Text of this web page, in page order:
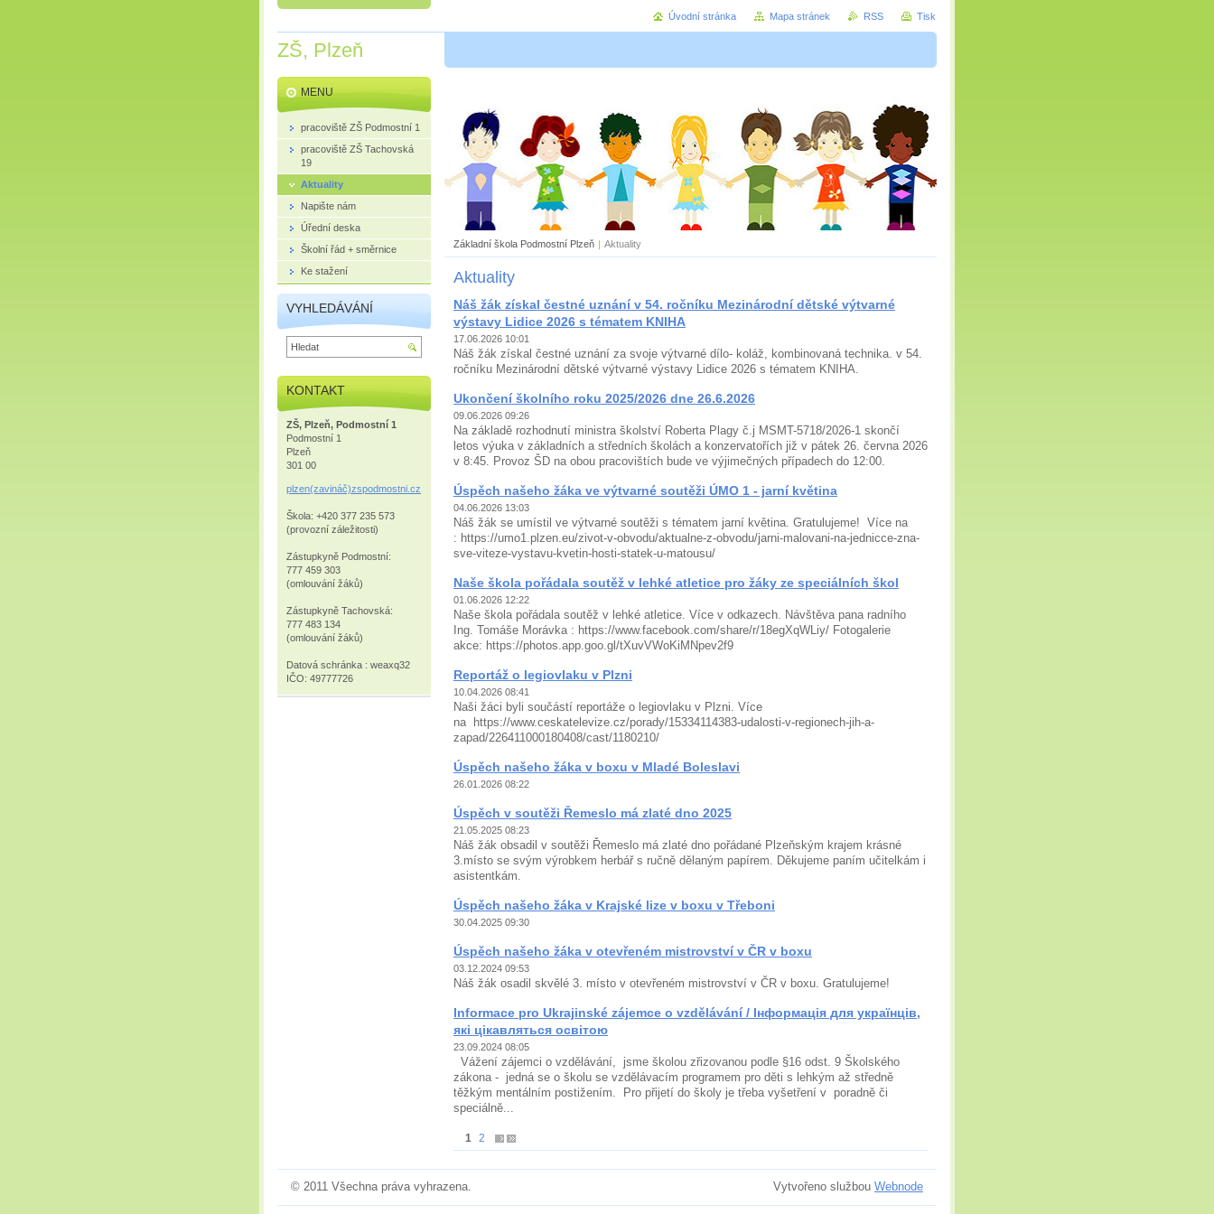
ZŠ, Plzeň
Základní škola Podmostní Plzeň | Aktuality
Aktuality
Náš žák získal čestné uznání v 54. ročníku Mezinárodní dětské výtvarné
výstavy Lidice 2026 s tématem KNIHA
17.06.2026 10:01
Náš žák získal čestné uznání za svoje výtvarné dílo- koláž, kombinovaná technika. v 54.
ročníku Mezinárodní dětské výtvarné výstavy Lidice 2026 s tématem KNIHA.
Ukončení školního roku 2025/2026 dne 26.6.2026
09.06.2026 09:26
Na základě rozhodnutí ministra školství Roberta Plagy č.j MSMT-5718/2026-1 skončí
letos výuka v základních a středních školách a konzervatořích již v pátek 26. června 2026
v 8:45. Provoz ŠD na obou pracovištích bude ve výjimečných případech do 12:00.
Úspěch našeho žáka ve výtvarné soutěži ÚMO 1 - jarní květina
04.06.2026 13:03
Náš žák se umístil ve výtvarné soutěži s tématem jarní květina. Gratulujeme! Více na
: https://umo1.plzen.eu/zivot-v-obvodu/aktualne-z-obvodu/jarni-malovani-na-jednicce-zna-
sve-viteze-vystavu-kvetin-hosti-statek-u-matousu/
Naše škola pořádala soutěž v lehké atletice pro žáky ze speciálních škol
01.06.2026 12:22
Naše škola pořádala soutěž v lehké atletice. Více v odkazech. Návštěva pana radního
Ing. Tomáše Morávka : https://www.facebook.com/share/r/18egXqWLiy/ Fotogalerie
akce: https://photos.app.goo.gl/tXuvVWoKiMNpev2f9
Reportáž o legiovlaku v Plzni
10.04.2026 08:41
Naši žáci byli součástí reportáže o legiovlaku v Plzni. Více
na https://www.ceskatelevize.cz/porady/15334114383-udalosti-v-regionech-jih-a-
zapad/226411000180408/cast/1180210/
Úspěch našeho žáka v boxu v Mladé Boleslavi
26.01.2026 08:22
Úspěch v soutěži Řemeslo má zlaté dno 2025
21.05.2025 08:23
Náš žák obsadil v soutěži Řemeslo má zlaté dno pořádané Plzeňským krajem krásné
3.místo se svým výrobkem herbář s ručně dělaným papírem. Děkujeme paním učitelkám i
asistentkám.
Úspěch našeho žáka v Krajské lize v boxu v Třeboni
30.04.2025 09:30
Úspěch našeho žáka v otevřeném mistrovství v ČR v boxu
03.12.2024 09:53
Náš žák osadil skvělé 3. místo v otevřeném mistrovství v ČR v boxu. Gratulujeme!
Informace pro Ukrajinské zájemce o vzdělávání / Інформація для українців,
які цікавляться освітою
23.09.2024 08:05
Vážení zájemci o vzdělávání, jsme školou zřizovanou podle §16 odst. 9 Školského
zákona - jedná se o školu se vzdělávacím programem pro děti s lehkým až středně
těžkým mentálním postižením. Pro přijetí do školy je třeba vyšetření v poradně či
speciálně...
1 2
MENU
pracoviště ZŠ Podmostní 1
pracoviště ZŠ Tachovská
19
Aktuality
Napište nám
Úřední deska
Školní řád + směrnice
Ke stažení
VYHLEDÁVÁNÍ
KONTAKT
ZŠ, Plzeň, Podmostní 1
Podmostní 1
Plzeň
301 00
plzen(zavináč)zspodmostni.cz
Škola: +420 377 235 573
(provozní záležitosti)
Zástupkyně Podmostní:
777 459 303
(omlouvání žáků)
Zástupkyně Tachovská:
777 483 134
(omlouvání žáků)
Datová schránka : weaxq32
IČO: 49777726
Úvodní stránka Mapa stránek RSS Tisk
© 2011 Všechna práva vyhrazena. Vytvořeno službou Webnode